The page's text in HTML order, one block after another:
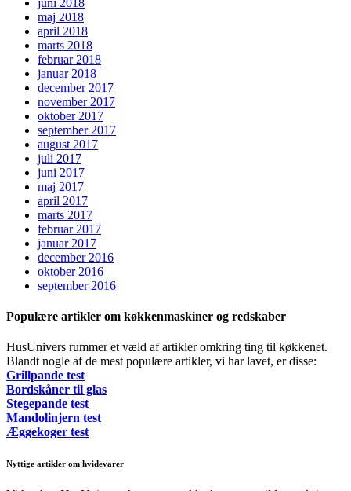
maj 2018
april 2018
marts 2018
februar 2018
januar 2018
december 2017
november 2017
oktober 2017
september 2017
august 2017
juli 2017
juni 2017
maj 2017
april 2017
marts 2017
februar 2017
januar 2017
december 2016
oktober 2016
september 2016
Populære artikler om køkkenmaskiner og redskaber
HusUnivers rummer et væld af artikler omkring ting til køkkenet.
Blandt nogle af de mest populære artikler, vi har lavet, er disse:
Grillpande test
Bordskåner til glas
Stegepande test
Mandolinjern test
Æggekoger test
Nyttige artikler om hvidevarer